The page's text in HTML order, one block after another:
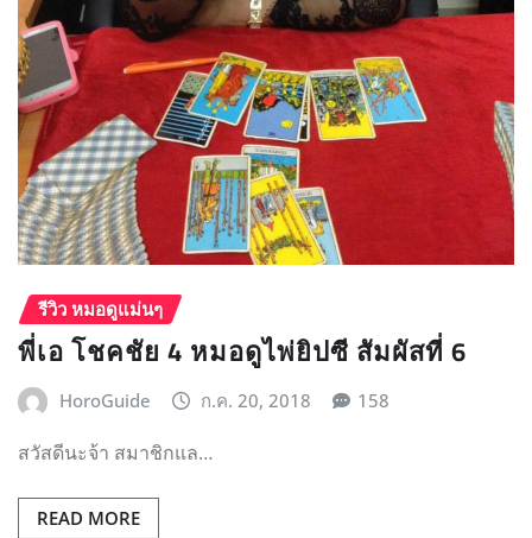
รีวิว หมอดูแม่นๆ
พี่เอ โชคชัย 4 หมอดูไพ่ยิปซี สัมผัสที่ 6
HoroGuide ก.ค. 20, 2018 158
สวัสดีนะจ้า สมาชิกแล…
READ MORE